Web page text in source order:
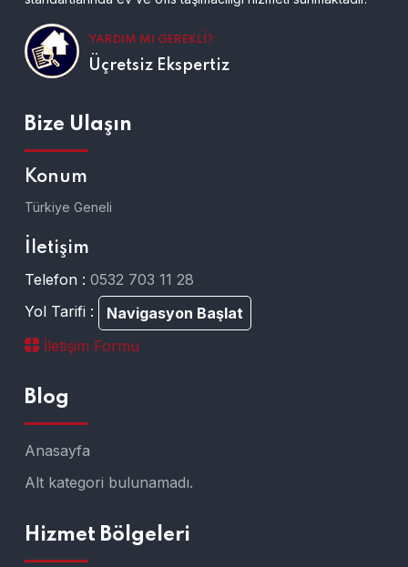
YARDIM MI GEREKLI?
Üçretsiz Ekspertiz
Bize Ulaşın
Konum
Türkiye Geneli
İletişim
Telefon : 0532 703 11 28
Yol Tarifi :
Navigasyon Başlat
İletişim Formu
Blog
Anasayfa
Alt kategori bulunamadı.
Hizmet Bölgeleri